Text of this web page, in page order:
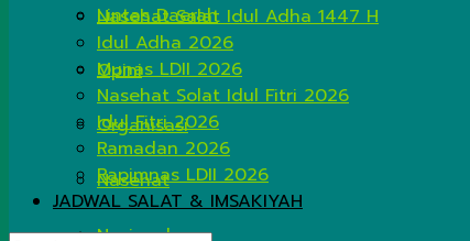
Lintas Daerah
Opini
Organisasi
Nasehat
Nasional
Nasehat Salat Idul Adha 1447 H
Idul Adha 2026
Munas LDII 2026
Nasehat Solat Idul Fitri 2026
Idul Fitri 2026
Ramadan 2026
Rapimnas LDII 2026
JADWAL SALAT & IMSAKIYAH